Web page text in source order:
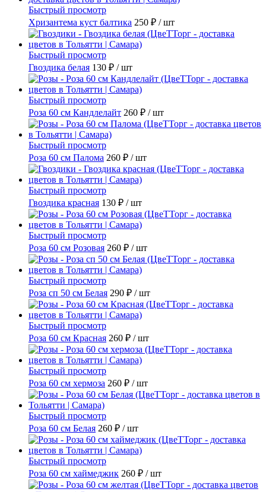
Быстрый просмотр
Хризантема куст балтика 250 ₽ / шт
Быстрый просмотр
Гвоздика белая 130 ₽ / шт
Быстрый просмотр
Роза 60 см Кандлелайт 260 ₽ / шт
Быстрый просмотр
Роза 60 см Палома 260 ₽ / шт
Быстрый просмотр
Гвоздика красная 130 ₽ / шт
Быстрый просмотр
Роза 60 см Розовая 260 ₽ / шт
Быстрый просмотр
Роза сп 50 см Белая 290 ₽ / шт
Быстрый просмотр
Роза 60 см Красная 260 ₽ / шт
Быстрый просмотр
Роза 60 см хермоза 260 ₽ / шт
Быстрый просмотр
Роза 60 см Белая 260 ₽ / шт
Быстрый просмотр
Роза 60 см хаймеджик 260 ₽ / шт